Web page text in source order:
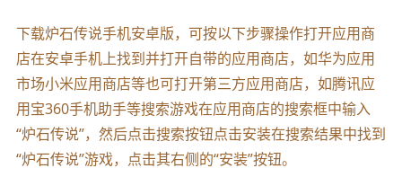
下载炉石传说手机安卓版，可按以下步骤操作打开应用商
店在安卓手机上找到并打开自带的应用商店，如华为应用
市场小米应用商店等也可打开第三方应用商店，如腾讯应
用宝360手机助手等搜索游戏在应用商店的搜索框中输入
“炉石传说”，然后点击搜索按钮点击安装在搜索结果中找到
“炉石传说”游戏，点击其右侧的“安装”按钮。